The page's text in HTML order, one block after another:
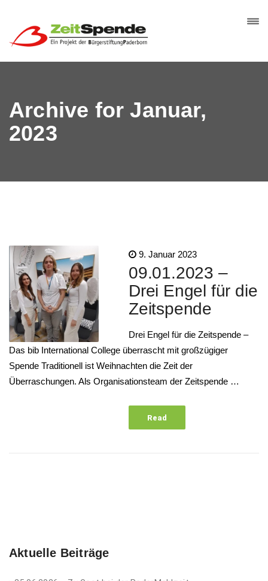
Archive for Januar,
2023
9. Januar 2023
09.01.2023 –
Drei Engel für die
Zeitspende
Drei Engel für die Zeitspende –
Das bib International College überrascht mit großzügiger
Spende Traditionell ist Weihnachten die Zeit der
Überraschungen. Als Organisationsteam der Zeitspende …
Read
Aktuelle Beiträge